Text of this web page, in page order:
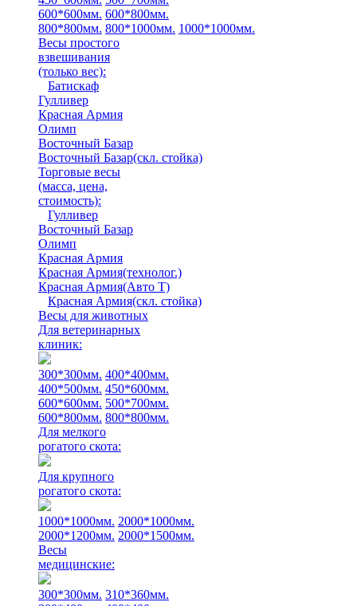
600*600мм. 600*800мм.
800*800мм. 800*1000мм. 1000*1000мм.
Весы простого
взвешивания
(только вес):
Батискаф
Гулливер
Красная Армия
Олимп
Восточный Базар
Восточный Базар(скл. стойка)
Торговые весы
(масса, цена,
стоимость):
Гулливер
Восточный Базар
Олимп
Красная Армия
Красная Армия(технолог.)
Красная Армия(Авто Т)
Красная Армия(скл. стойка)
Весы для животных
Для ветеринарных
клиник:
300*300мм. 400*400мм.
400*500мм. 450*600мм.
600*600мм. 500*700мм.
600*800мм. 800*800мм.
Для мелкого
рогатого скота:
Для крупного
рогатого скота:
1000*1000мм. 2000*1000мм.
2000*1200мм. 2000*1500мм.
Весы
медицинские:
300*300мм. 310*360мм.